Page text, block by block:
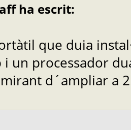
ha escrit:
que duia
i un processador
d´ampliar a